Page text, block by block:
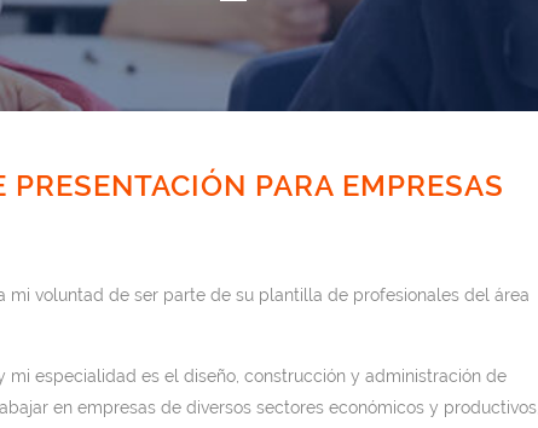
PRESENTACIÓN PARA EMPRESAS
mi voluntad de ser parte de su plantilla de profesionales del área
mi especialidad es el diseño, construcción y administración de
en empresas de diversos sectores económicos y productivos,